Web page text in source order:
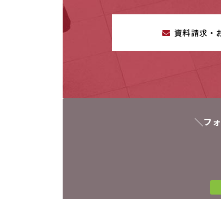
資料請求・
＼フ